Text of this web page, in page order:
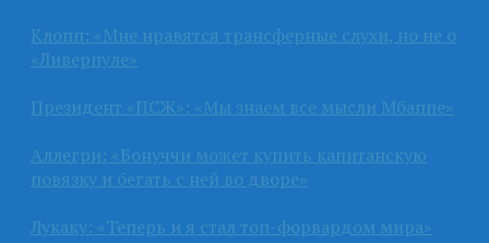
Клопп: «Мне нравятся трансферные слухи, но не о
«Ливерпуле»
Президент «ПСЖ»: «Мы знаем все мысли Мбаппе»
Аллегри: «Бонуччи может купить капитанскую
повязку и бегать с ней во дворе»
Лукаку: «Теперь и я стал топ-форвардом мира»